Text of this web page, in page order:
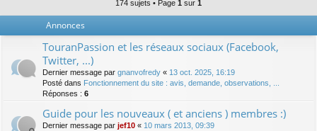
h
174 sujets • Page 1 sur 1
Annonces
TouranPassion et les réseaux sociaux (Facebook,
Twitter, ...)
Dernier message par gnanvofredy « 13 oct. 2025, 16:19
Posté dans Fonctionnement du site : avis, demande, observations, ...
Réponses : 6
Guide pour les nouveaux ( et anciens ) membres :)
Dernier message par jef10 « 10 mars 2013, 09:39